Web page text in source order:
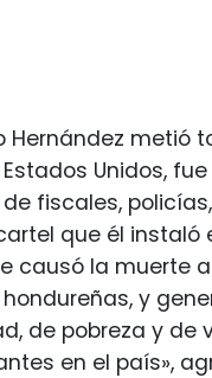
Hernández metió
Unidos,
fiscales,
que él instaló
causó la muerte
y
de pobreza y de
en el país»,